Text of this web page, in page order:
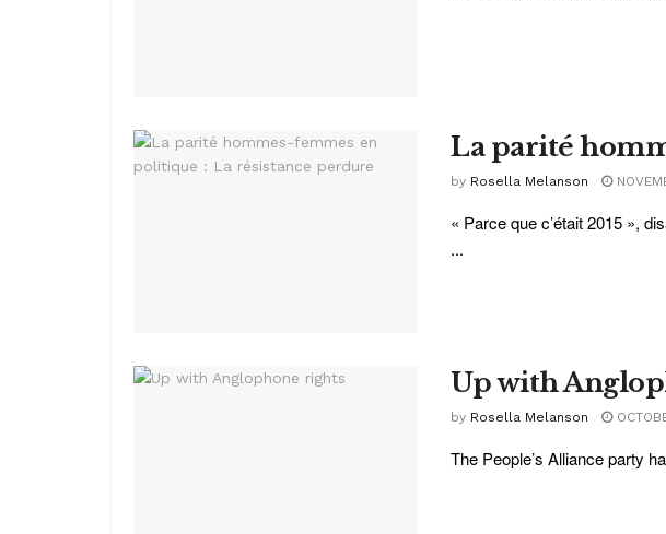
La parité
by Rosella Melanson
« Parce que c’était 2015 »,
...
Up with
by Rosella Melanson
The People’s Alliance party